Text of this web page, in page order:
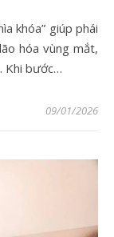
hóa vùng mắt,
Khi bước…
09/01/2026